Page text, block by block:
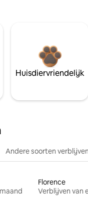
Huisdiervriendelijk
Andere soorten
Florence
Verblijven van